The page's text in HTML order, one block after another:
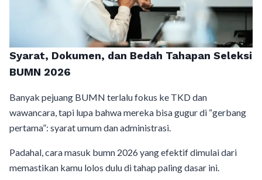
Syarat, Dokumen, dan Bedah Tahapan Seleksi
BUMN 2026
Banyak pejuang BUMN terlalu fokus ke TKD dan
wawancara, tapi lupa bahwa mereka bisa gugur di “gerbang
pertama”: syarat umum dan administrasi.
Padahal, cara masuk bumn 2026 yang efektif dimulai dari
memastikan kamu lolos dulu di tahap paling dasar ini.